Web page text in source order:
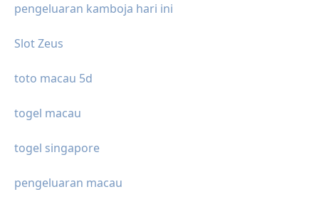
pengeluaran kamboja hari ini
Slot Zeus
toto macau 5d
togel macau
togel singapore
pengeluaran macau